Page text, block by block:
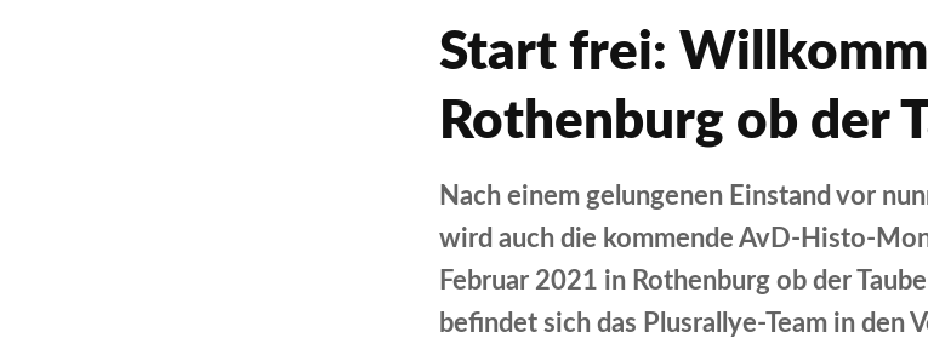
Start frei:
Rothenburg ob der
Nach einem gelungenen Einstand vor
wird auch die kommende AvD-Histo-
Februar 2021 in Rothenburg ob der
befindet sich das Plusrallye-Team in den